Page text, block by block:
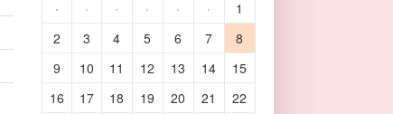
·
· · · · ·
1
2
3 4 5 6 7
8
9
10 11 12 13 14
15
16
17 18 19 20 21
22